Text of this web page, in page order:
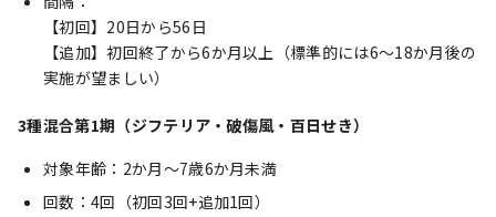
【初回】20日から56日
【追加】初回終了から6か月以上（標準的には6～18か月後の
実施が望ましい）
3種混合第1期（ジフテリア・破傷風・百日せき）
対象年齢：2か月～7歳6か月未満
回数：4回（初回3回+追加1回）